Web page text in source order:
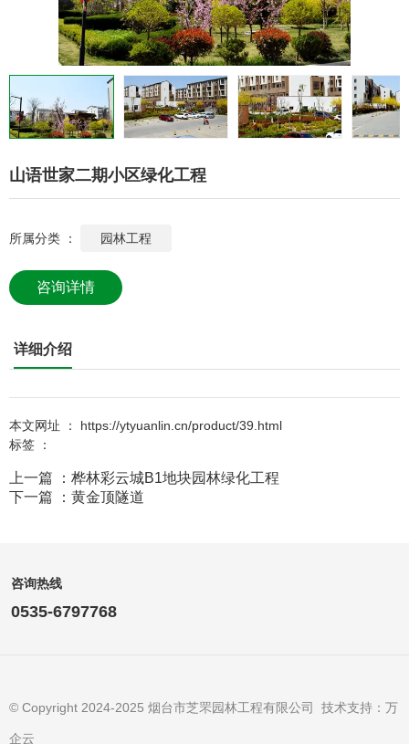
山语世家二期小区绿化工程
所属分类 ： 园林工程
咨询详情
详细介绍
本文网址 ： https://ytyuanlin.cn/product/39.html
标签 ：
上一篇 ： 桦林彩云城B1地块园林绿化工程
下一篇 ： 黄金顶隧道
咨询热线
0535-6797768
© Copyright 2024-2025 烟台市芝罘园林工程有限公司 技术支持：万
企云